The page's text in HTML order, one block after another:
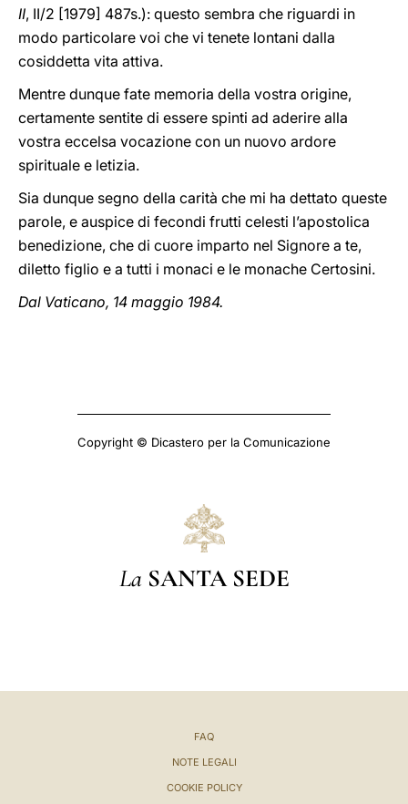
II, II/2 [1979] 487s.): questo sembra che riguardi in
modo particolare voi che vi tenete lontani dalla
cosiddetta vita attiva.
Mentre dunque fate memoria della vostra origine,
certamente sentite di essere spinti ad aderire alla
vostra eccelsa vocazione con un nuovo ardore
spirituale e letizia.
Sia dunque segno della carità che mi ha dettato queste
parole, e auspice di fecondi frutti celesti l’apostolica
benedizione, che di cuore imparto nel Signore a te,
diletto figlio e a tutti i monaci e le monache Certosini.
Dal Vaticano, 14 maggio 1984.
Copyright © Dicastero per la Comunicazione
La SANTA SEDE
FAQ
NOTE LEGALI
COOKIE POLICY